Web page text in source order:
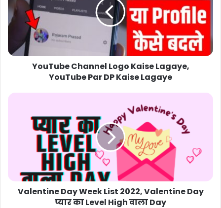
YouTube Channel Logo Kaise Lagaye,
YouTube Par DP Kaise Lagaye
Valentine Day Week List 2022, Valentine Day
प्यार का Level High वाला Day